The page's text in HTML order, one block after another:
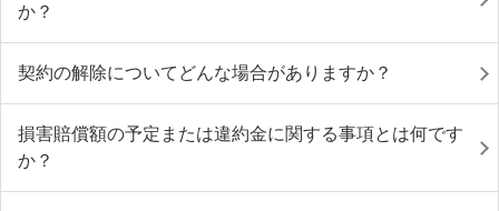
か？
契約の解除についてどんな場合がありますか？
損害賠償額の予定または違約金に関する事項とは何です
か？